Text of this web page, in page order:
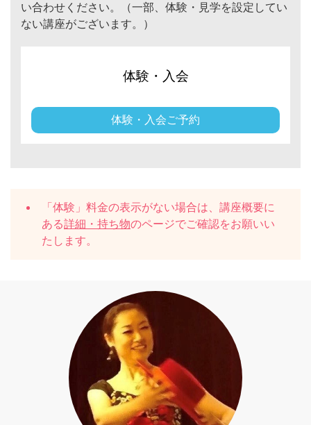
い合わせください。（一部、体験・見学を設定してい
ない講座がございます。）
体験・入会
体験・入会ご予約
「体験」料金の表示がない場合は、講座概要に
ある詳細・持ち物のページでご確認をお願いい
たします。